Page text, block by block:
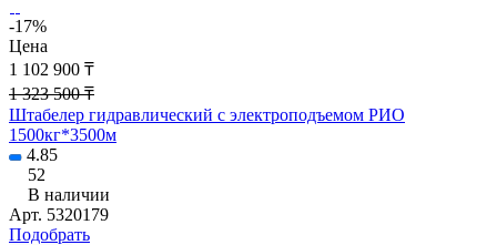
-17%
Цена
1 102 900 ₸
1 323 500 ₸
Штабелер гидравлический с электроподъемом РИО
1500кг*3500м
4.85
52
В наличии
Арт. 5320179
Подобрать